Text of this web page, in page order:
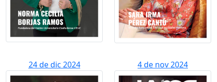
24 de dic 2024 4 de nov 2024